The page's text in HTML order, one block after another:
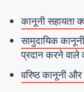
कानूनी सहायता
सामुदायिक
प्रदान करने वाले
वरिष्ठ कानूनी